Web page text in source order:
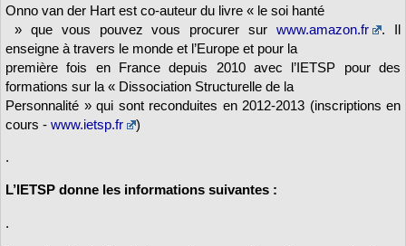
Onno van der Hart est co-auteur du livre « le soi hanté
» que vous pouvez vous procurer surwww.amazon.fr
. Il
enseigne à travers le monde et l’Europe et pour la
première fois en France depuis 2010 avec l’IETSP pour des
formations sur la « Dissociation Structurelle de la
Personnalité » qui sont reconduites en 2012-2013 (inscriptions en
cours - www.ietsp.fr )
.
L’IETSP donne les informations suivantes :
.